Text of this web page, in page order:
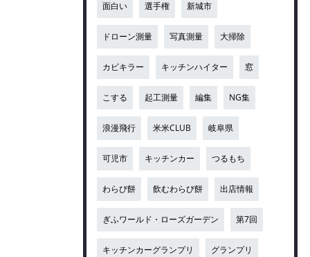
面白い 選手権 新城市
ドローン測量 写真測量 大掃除
カビキラー キッチンハイター 窓
こする 起工測量 編集 NG集
浪漫飛行 米米CLUB 岐阜県
可児市 キッチンカー つるもち
わらび餅 飲むわらび餅 出店情報
ぎふワールド・ローズガーデン 第7回
キッチンカーグランプリ グランプリ